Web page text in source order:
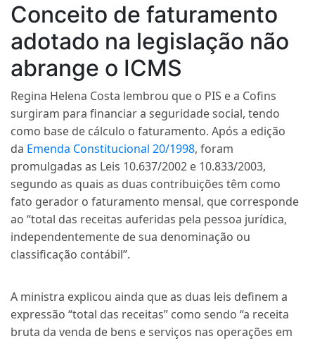
Conceito de faturamento
adotado na legislação não
abrange o ICMS
Regina Helena Costa lembrou que o PIS e a Cofins
surgiram para financiar a seguridade social, tendo
como base de cálculo o faturamento. Após a edição
da Emenda Constitucional 20/1998, foram
promulgadas as Leis 10.637/2002 e 10.833/2003,
segundo as quais as duas contribuições têm como
fato gerador o faturamento mensal, que corresponde
ao “total das receitas auferidas pela pessoa jurídica,
independentemente de sua denominação ou
classificação contábil”.
A ministra explicou ainda que as duas leis definem a
expressão “total das receitas” como sendo “a receita
bruta da venda de bens e serviços nas operações em